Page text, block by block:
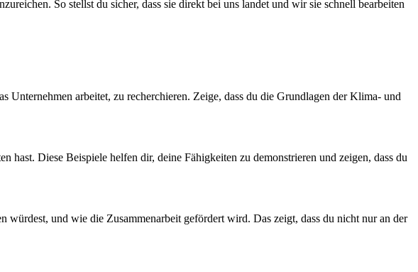
So stellst du sicher, dass sie direkt bei uns landet und wir sie schnell bearbeiten
arbeitet, zu recherchieren. Zeige, dass du die Grundlagen der Klima- und
Diese Beispiele helfen dir, deine Fähigkeiten zu demonstrieren und zeigen, dass du
würdest, und wie die Zusammenarbeit gefördert wird. Das zeigt, dass du nicht nur an der